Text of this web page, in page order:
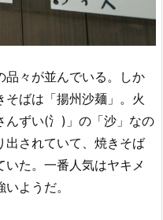
品々が並んでいる。しか
そばは「揚州沙麺」。火
んずい(氵)」の「沙」なの
出されていて、焼きそば
た。一番人気はヤキメ
ようだ。